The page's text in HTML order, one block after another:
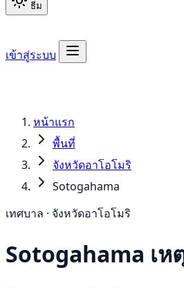
ธีม
เข้าสู่ระบบ
หน้าแรก
พื้นที่
จังหวัดอาโอโมริ
Sotogahama
เทศบาล · จังหวัดอาโอโมริ
Sotogahama เ